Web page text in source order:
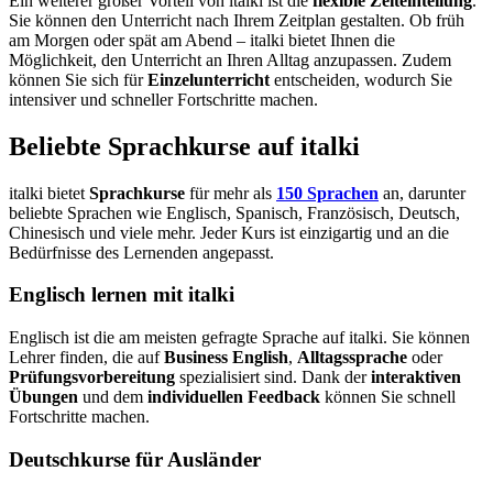
Sie können den Unterricht nach Ihrem Zeitplan gestalten. Ob früh
am Morgen oder spät am Abend – italki bietet Ihnen die
Möglichkeit, den Unterricht an Ihren Alltag anzupassen. Zudem
können Sie sich fürEinzelunterricht entscheiden, wodurch Sie
intensiver und schneller Fortschritte machen.
Beliebte Sprachkurse auf italki
italki bietet Sprachkurse für mehr als 150 Sprachen an, darunter
beliebte Sprachen wie Englisch, Spanisch, Französisch, Deutsch,
Chinesisch und viele mehr. Jeder Kurs ist einzigartig und an die
Bedürfnisse des Lernenden angepasst.
Englisch lernen mit italki
Englisch ist die am meisten gefragte Sprache auf italki. Sie können
Lehrer finden, die aufBusiness English, Alltagssprache oder
Prüfungsvorbereitung spezialisiert sind. Dank derinteraktiven
Übungen und dem individuellen Feedback können Sie schnell
Fortschritte machen.
Deutschkurse für Ausländer